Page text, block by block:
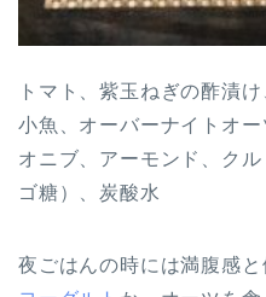
トマト、紫玉ねぎの酢漬
小魚、オーバーナイトオ
オニブ、アーモンド、ク
ゴ糖）、炭酸水
夜ごはんの時には満腹感と